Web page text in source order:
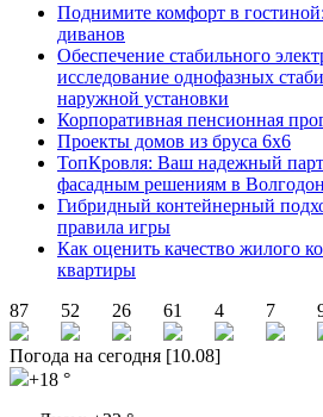
Поднимите комфорт в
диванов
Обеспечение стабильного
исследование однофазных
наружной установки
Корпоративная пенсионная
Проекты домов из бруса 6х6
ТопКровля: Ваш надежный
фасадным решениям в
Гибридный контейнерный
правила игры
Как оценить качество жилого
квартиры
87
52 26 61 4 7
Погода на сегодня [10.08]
+18 °